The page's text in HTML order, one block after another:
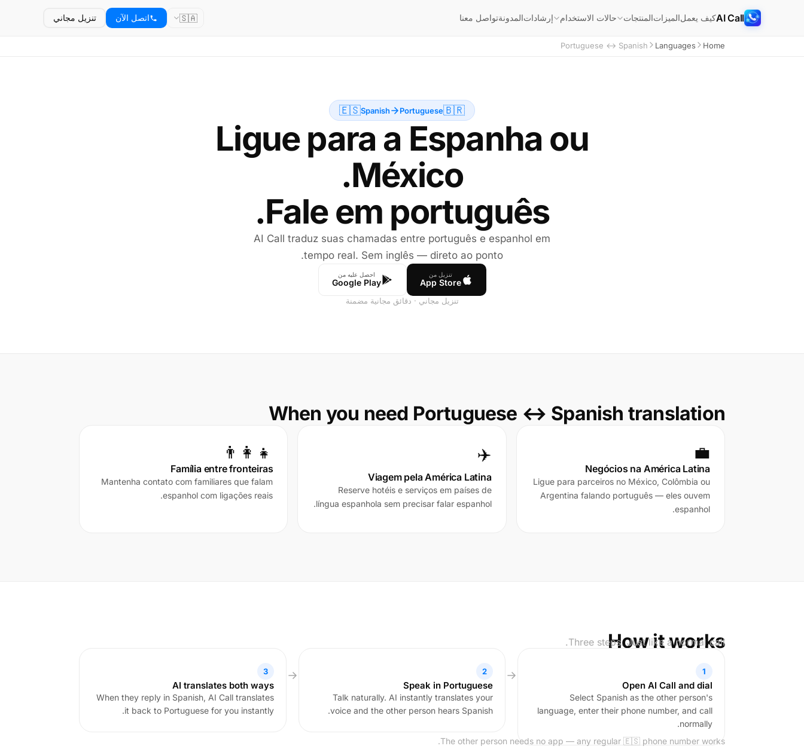
AI Callكيف يعملالميزاتالمنتجات حالات الاستخدام إرشاداتالمدونةتواصل معنا 🇸🇦 اتصل الآن تنزيل مجاني
Home
Languages
Portuguese ↔ Spanish
🇧🇷
Portuguese
Spanish
🇪🇸
Ligue para a Espanha ou
Fale em português.
AI Call traduz suas chamadas entre português e espanhol em
tempo real. Sem inglês — direto ao ponto.
تنزيل من
App Store
احصل عليه من
Google Play
تنزيل مجاني · دقائق مجانية مضمنة
When you need Portuguese ↔ Spanish translation
💼
Negócios na América Latina
Ligue para parceiros no México, Colômbia ou
Argentina falando português — eles ouvem
espanhol.
✈️
Viagem pela América Latina
Reserve hotéis e serviços em países de
língua espanhola sem precisar falar espanhol.
👨‍👩‍👧
Família entre fronteiras
Mantenha contato com familiares que falam
espanhol com ligações reais.
How it works
Three steps. Just like a normal call.
1
Open AI Call and dial
Select Spanish as the other person's
language, enter their phone number, and call
normally.
2
Speak in Portuguese
Talk naturally. AI instantly translates your
voice and the other person hears Spanish.
3
AI translates both ways
When they reply in Spanish, AI Call translates
it back to Portuguese for you instantly.
The other person needs no app — any regular 🇪🇸 phone number works.